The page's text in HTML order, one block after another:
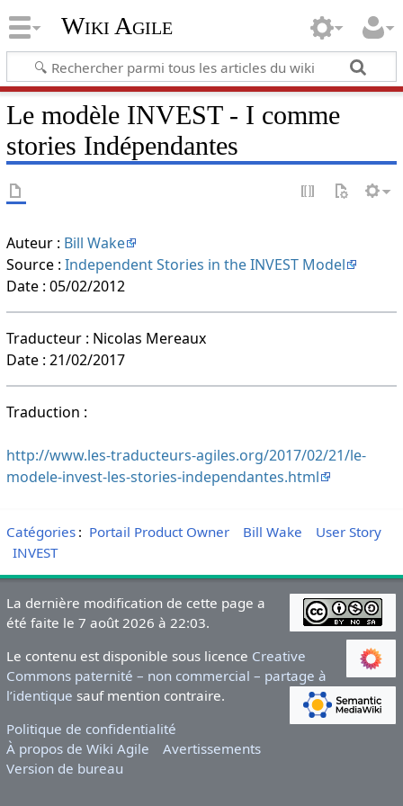
Wiki Agile
Le modèle INVEST - I comme
stories Indépendantes
Auteur : Bill Wake
Source : Independent Stories in the INVEST Model
Date : 05/02/2012
Traducteur : Nicolas Mereaux
Date : 21/02/2017
Traduction :
http://www.les-traducteurs-agiles.org/2017/02/21/le-
modele-invest-les-stories-independantes.html
Catégories: Portail Product Owner Bill Wake
User Story
INVEST
La dernière modification de cette page a
été faite le 7 août 2026 à 22:03.
Le contenu est disponible sous licence Creative
Commons paternité – non commercial – partage à
l’identique sauf mention contraire.
Politique de confidentialité
À propos de Wiki Agile
Avertissements
Version de bureau